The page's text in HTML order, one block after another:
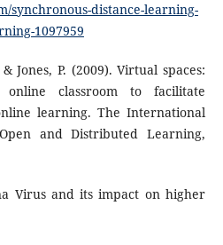
synchronous-distance-learning-
1097959
Jones, P. (2009). Virtual spaces:
online classroom to facilitate
learning. The International
and Distributed Learning,
Virus and its impact on higher